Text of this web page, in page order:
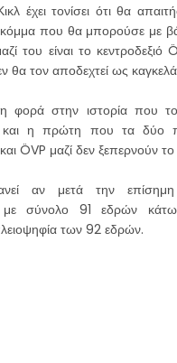
έχει τονίσει ότι θα
που θα μπορούσε με
του είναι το
θα τον αποδεχτεί ως
φορά στην ιστορία που
η πρώτη που τα δύο
ÖVP μαζί δεν ξεπερνούν
αν μετά την
με σύνολο 91 εδρών
των 92 εδρών.